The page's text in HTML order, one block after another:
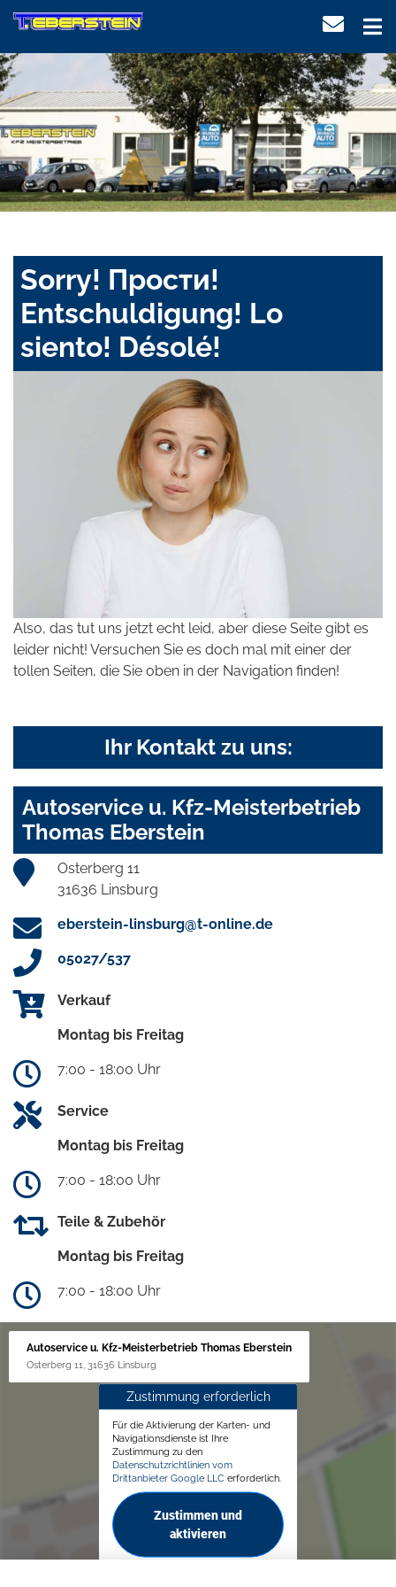
Sorry! Прости!
Entschuldigung! Lo
siento! Désolé!
Also, das tut uns jetzt echt leid, aber diese Seite gibt es
leider nicht! Versuchen Sie es doch mal mit einer der
tollen Seiten, die Sie oben in der Navigation finden!
Ihr Kontakt zu uns:
Autoservice u. Kfz-Meisterbetrieb
Thomas Eberstein
Osterberg 11
31636 Linsburg
eberstein-linsburg@t-online.de
05027/537
Verkauf
Montag bis Freitag
7:00 - 18:00 Uhr
Service
Montag bis Freitag
7:00 - 18:00 Uhr
Teile & Zubehör
Montag bis Freitag
7:00 - 18:00 Uhr
Autoservice u. Kfz-Meisterbetrieb Thomas Eberstein
Osterberg 11, 31636 Linsburg
Zustimmung erforderlich
Für die Aktivierung der Karten- und
Navigationsdienste ist Ihre
Zustimmung zu den
Datenschutzrichtlinien vom
Drittanbieter Google LLC erforderlich.
Zustimmen und
aktivieren